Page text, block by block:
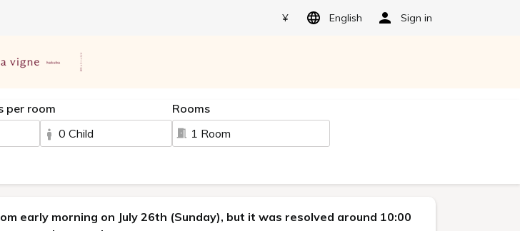
¥ English Sign in
per room
0 Child
Rooms
1 Room
early morning on July 26th (Sunday), but it was resolved around 10:00